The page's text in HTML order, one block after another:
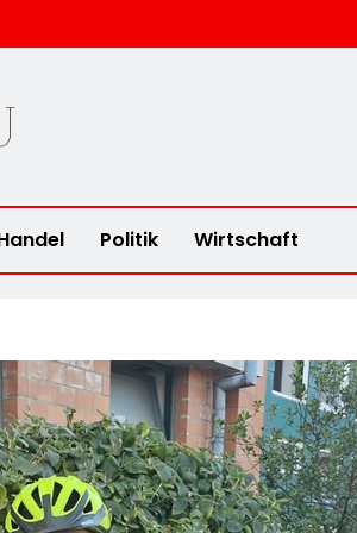
Politik Wirtschaft